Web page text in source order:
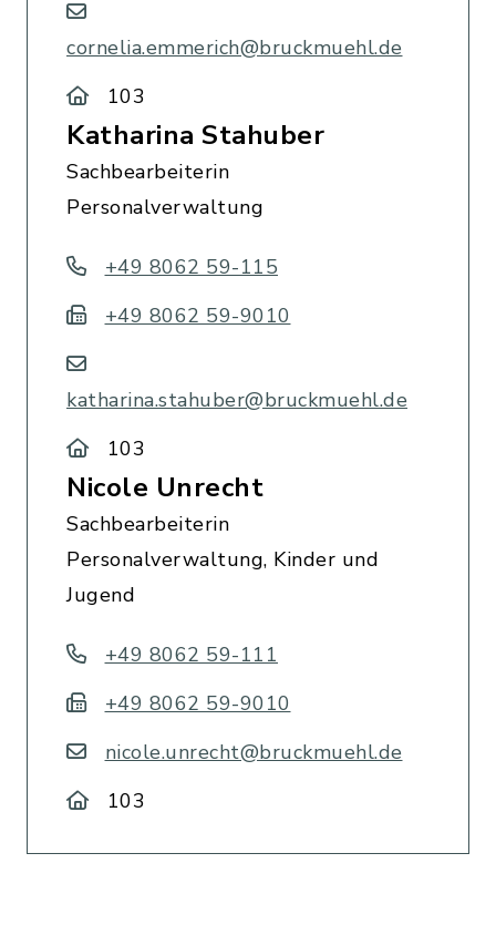
cornelia.emmerich@bruckmuehl.de
103
Katharina Stahuber
Sachbearbeiterin
Personalverwaltung
+49 8062 59-115
+49 8062 59-9010
katharina.stahuber@bruckmuehl.de
103
Nicole Unrecht
Sachbearbeiterin
Personalverwaltung, Kinder und
Jugend
+49 8062 59-111
+49 8062 59-9010
nicole.unrecht@bruckmuehl.de
103